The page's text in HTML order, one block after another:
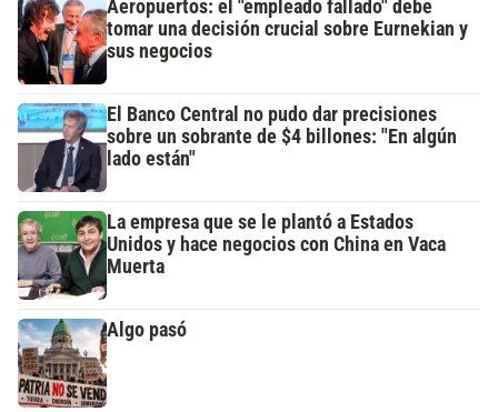
Aeropuertos: el "empleado fallado" debe
tomar una decisión crucial sobre Eurnekian y
sus negocios
El Banco Central no pudo dar precisiones
sobre un sobrante de $4 billones: "En algún
lado están"
La empresa que se le plantó a Estados
Unidos y hace negocios con China en Vaca
Muerta
Algo pasó